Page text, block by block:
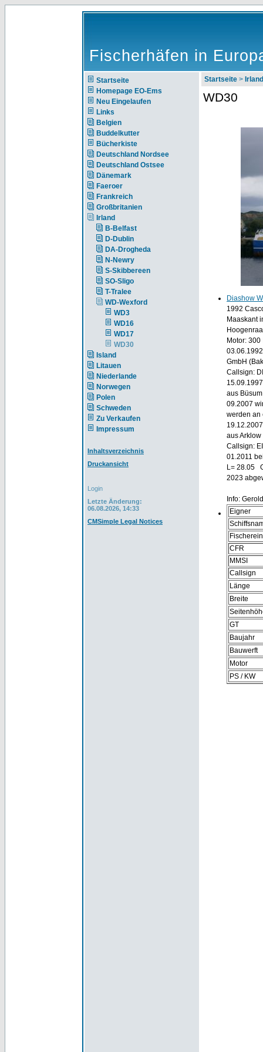
Fischerhäfen in
Startseite
Homepage EO-Ems
Neu Eingelaufen
Links
Belgien
Buddelkutter
Bücherkiste
Deutschland Nordsee
Deutschland Ostsee
Dänemark
Faeroer
Frankreich
Großbritanien
Irland
B-Belfast
D-Dublin
DA-Drogheda
N-Newry
S-Skibbereen
SO-Sligo
T-Tralee
WD-Wexford
WD3
WD16
WD17
WD30
Island
Litauen
Niederlande
Norwegen
Polen
Schweden
Zu Verkaufen
Impressum
Inhaltsverzeichnis
Druckansicht
Login
Letzte Änderung:
06.08.2026, 14:33
CMSimple Legal Notices
Startseite > Irland
WD30
Diashow
1992
Maaskant
Motor:
GmbH
Callsign:
aus
09.2007
werden an
aus
Callsign:
01.2011
L= 28.05
2023
Info:
Eigner
CFR
MMSI
Callsign
Länge
Breite
GT
Baujahr
Bauwerft
Motor
PS / KW